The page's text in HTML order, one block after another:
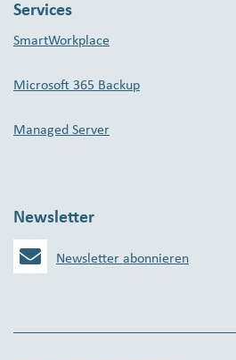
Services
SmartWorkplace
Microsoft 365 Backup
Managed Server
Newsletter
Newsletter abonnieren